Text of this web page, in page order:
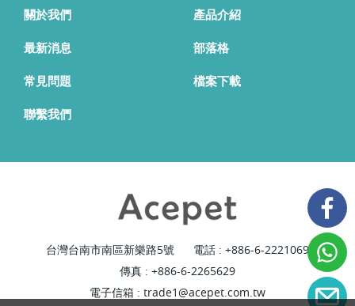
關於我們 產品介紹
最新消息 部落格
常見問題 檔案下載
聯繫我們
台灣台南市南區新樂路5號 電話 : +886-6-2221069
傳真 : +886-6-2265629
電子信箱 : trade1@acepet.com.tw